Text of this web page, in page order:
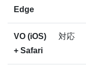
Edge
VO (iOS)
+ Safari
対応